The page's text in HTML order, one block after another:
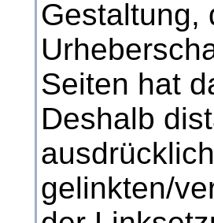
Gestaltung,
Seiten hat
Deshalb
gelinkten/